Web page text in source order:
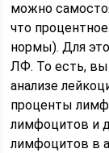
можно
что
нормы). Для
ЛФ. То есть, вы
анализе
проценты
лимфоцитов и
лимфоцитов в